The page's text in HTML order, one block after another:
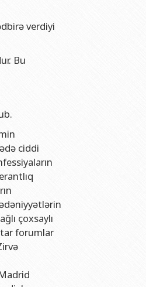
verdiyi
Bu
ciddi
çoxsaylı
forumlar